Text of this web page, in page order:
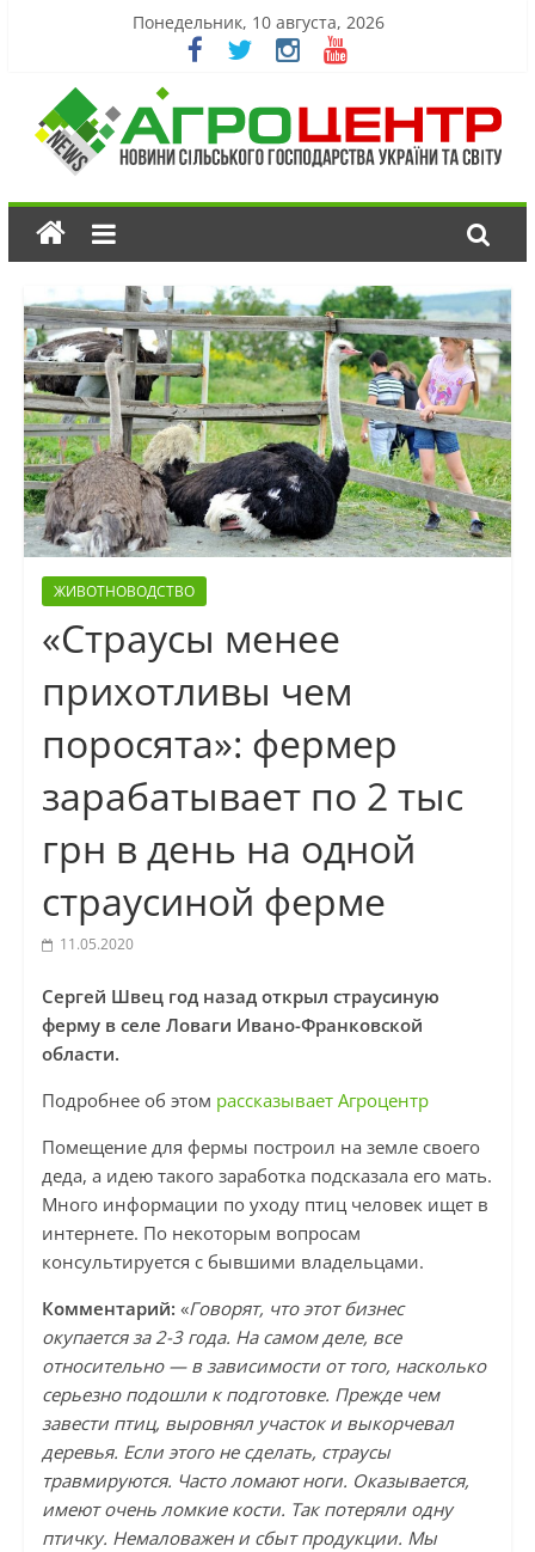
Понедельник, 10 августа, 2026
ЖИВОТНОВОДСТВО
«Страусы менее
прихотливы чем
поросята»: фермер
зарабатывает по 2 тыс
грн в день на одной
страусиной ферме
11.05.2020
Сергей Швец год назад открыл страусиную
ферму в селе Ловаги Ивано-Франковской
области.
Подробнее об этом рассказывает Агроцентр
Помещение для фермы построил на земле своего
деда, а идею такого заработка подсказала его мать.
Много информации по уходу птиц человек ищет в
интернете. По некоторым вопросам
консультируется с бывшими владельцами.
Комментарий: «Говорят, что этот бизнес
окупается за 2-3 года. На самом деле, все
относительно — в зависимости от того, насколько
серьезно подошли к подготовке. Прежде чем
завести птиц, выровнял участок и выкорчевал
деревья. Если этого не сделать, страусы
травмируются. Часто ломают ноги. Оказывается,
имеют очень ломкие кости. Так потеряли одну
птичку. Немаловажен и сбыт продукции. Мы